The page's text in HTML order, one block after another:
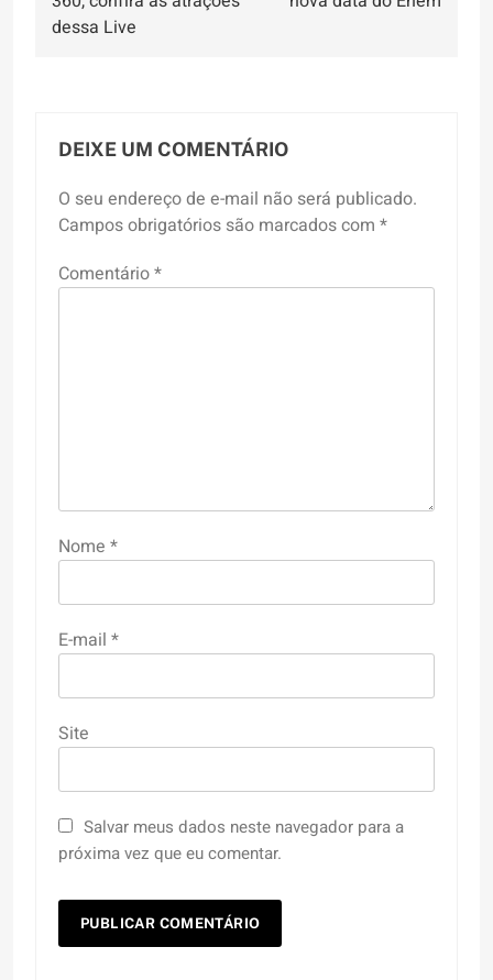
Post
dessa Live
DEIXE UM COMENTÁRIO
O seu endereço de e-mail não será publicado.
Campos obrigatórios são marcados com *
Comentário*
Nome *
E-mail *
Site
Salvar meus dados neste navegador para a
próxima vez que eu comentar.